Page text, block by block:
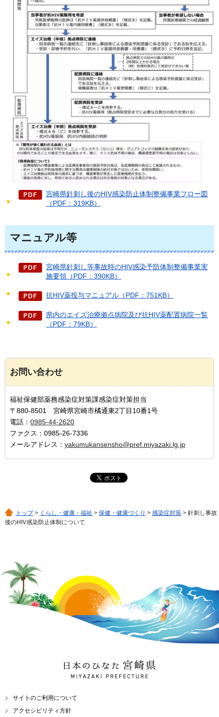
宮崎県針刺し後のHIV感染防止体制整備事業フロー図
（PDF：319KB）
マニュアル等
宮崎県針刺し等事故時のHIV感染予防体制整備事業実
施要領（PDF：390KB）
抗HIV薬投与マニュアル（PDF：751KB）
県内のエイズ治療拠点病院及び抗HIV薬配置病院一覧
（PDF：79KB）
お問い合わせ
福祉保健部薬務感染症対策課感染症対策担当
〒880-8501 宮崎県宮崎市橘通東2丁目10番1号
電話： 0985-44-2620
ファクス：0985-26-7336
メールアドレス： yakumukansensho@pref.miyazaki.lg.jp
トップ> くらし・健康・福祉 > 保健・健康づくり > 感染症対策 > 針刺し事故
後のHIV感染防止体制について
日本のひなた 宮崎県
MIYAZAKI PREFECTURE
サイトのご利用について
アクセシビリティ方針